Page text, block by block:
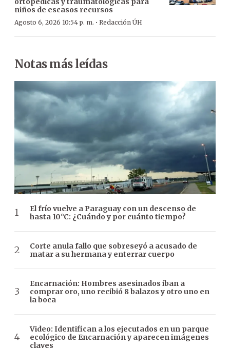
niños de escasos recursos
Agosto 6, 2026 10:54 p. m. · Redacción ÚH
Notas más leídas
El frío vuelve a Paraguay con un descenso de
hasta 10°C: ¿Cuándo y por cuánto tiempo?
Corte anula fallo que sobreseyó a acusado de
matar a su hermana y enterrar cuerpo
Encarnación: Hombres asesinados iban a
comprar oro, uno recibió 8 balazos y otro uno en
la boca
Video: Identifican a los ejecutados en un parque
ecológico de Encarnación y aparecen imágenes
claves